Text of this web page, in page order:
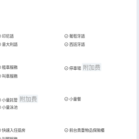
印尼語
葡萄牙語
意大利語 西班牙語
租車服務 停車場 附加费
叫車服務
小童託管 附加费
小童餐
小童泳池
快速入住退房
前台貴重物品保險櫃